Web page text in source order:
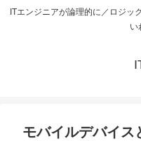
ITエンジニアが論理的に／ロジッ
い
モバイルデバイス